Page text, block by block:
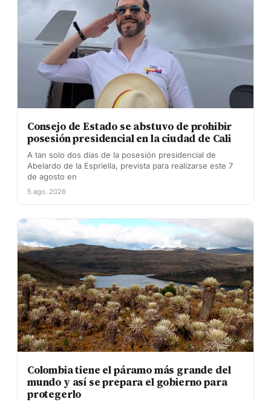
Consejo de Estado se abstuvo de prohibir
posesión presidencial en la ciudad de Cali
A tan solo dos días de la posesión presidencial de
Abelardo de la Espriella, prevista para realizarse este 7
de agosto en
5 ago. 2026
Colombia tiene el páramo más grande del
mundo y así se prepara el gobierno para
protegerlo